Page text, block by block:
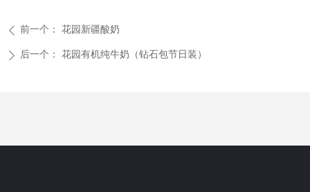
ꄴ 前一个： 花园新疆酸奶
ꄲ 后一个： 花园有机纯牛奶（钻石包节日装）